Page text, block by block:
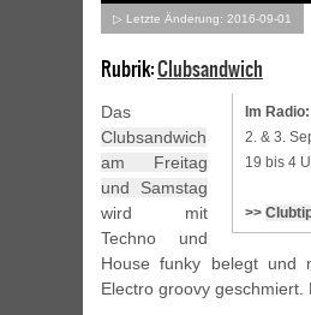
▷ Letzte Änderung: 2016-09-01
Rubrik:Clubsandwich
Im Radio:
2. & 3.
19 bis 4
>>
Das
Clubsandwich
am Freitag
und Samstag
wird mit
Techno und
House funky belegt und
Electro groovy geschmiert.